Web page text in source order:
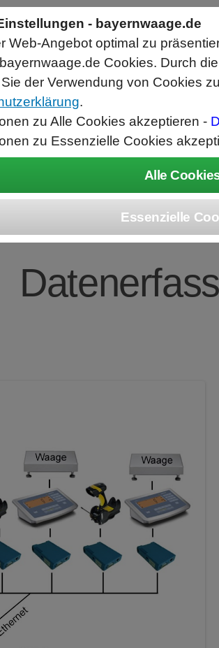
Service
pastöser
- bayernwaage.de
Web-Angebot optimal zu
Cookies. Durch
der Verwendung von Cookies
.
zu Alle Cookies akzeptieren -
zu Essenzielle Cookies